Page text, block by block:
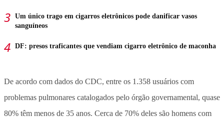
Um único trago em cigarros eletrônicos pode danificar vasos
sanguíneos
DF: presos traficantes que vendiam cigarro eletrônico de maconha
De acordo com dados do CDC, entre os 1.358 usuários com
problemas pulmonares catalogados pelo órgão governamental, quase
80% têm menos de 35 anos. Cerca de 70% deles são homens com